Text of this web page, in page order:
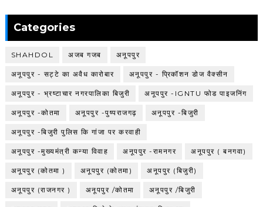
Categories
SHAHDOL अजब गजब अनूपपुर
अनूपपुर - सट्टे का अवैध कारोबार अनूपपुर - प्रिकॉशन डोज वैक्सीन
अनूपपुर - भ्रष्टाचार नगरपालिका बिजुरी अनूपपुर -IGNTU फोड पाइजनिंग
अनूपपुर -कोतमा अनूपपुर -पुष्पराजगढ़ अनूपपुर -बिजुरी
अनूपपुर -बिजुरी पुलिस कि गांजा पर करवाही
अनूपपुर -मुख्यमंत्री कन्या विवाह अनूपपुर -रामनगर अनूपपुर ( बनगवा)
अनूपपुर (कोतमा ) अनूपपुर (कोतमा) अनूपपुर (बिजुरी)
अनूपपुर (राजनगर ) अनूपपुर /कोतमा अनूपपुर /बिजुरी